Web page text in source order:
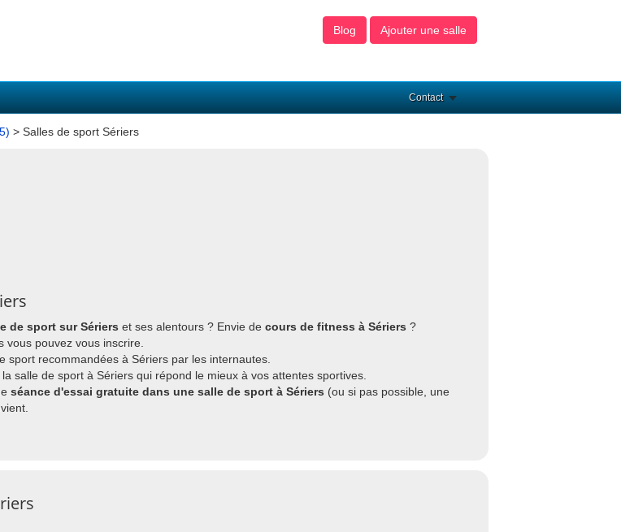
Blog Ajouter une salle
Contact
> Salles de sport Sériers
de sport sur Sériers et ses alentours ? Envie de cours de fitness à Sériers ?
pouvez vous inscrire.
recommandées à Sériers par les internautes.
salle de sport à Sériers qui répond le mieux à vos attentes sportives.
séance d'essai gratuite dans une salle de sport à Sériers (ou si pas possible, une